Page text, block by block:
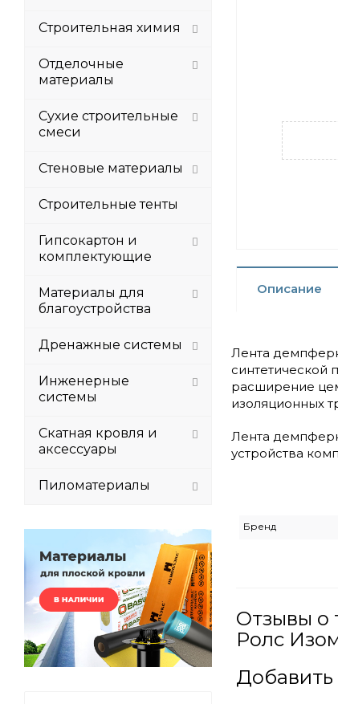
Описание
Лента
синтетической
расширение
изоляционных
Лента
устройства
Бренд
Отзывы о
Ролс
Добавить
Строительная химия
Отделочные
материалы
Сухие строительные
смеси
Стеновые материалы
Строительные тенты
Гипсокартон и
комплектующие
Материалы для
благоустройства
Дренажные системы
Инженерные
системы
Скатная кровля и
аксессуары
Пиломатериалы